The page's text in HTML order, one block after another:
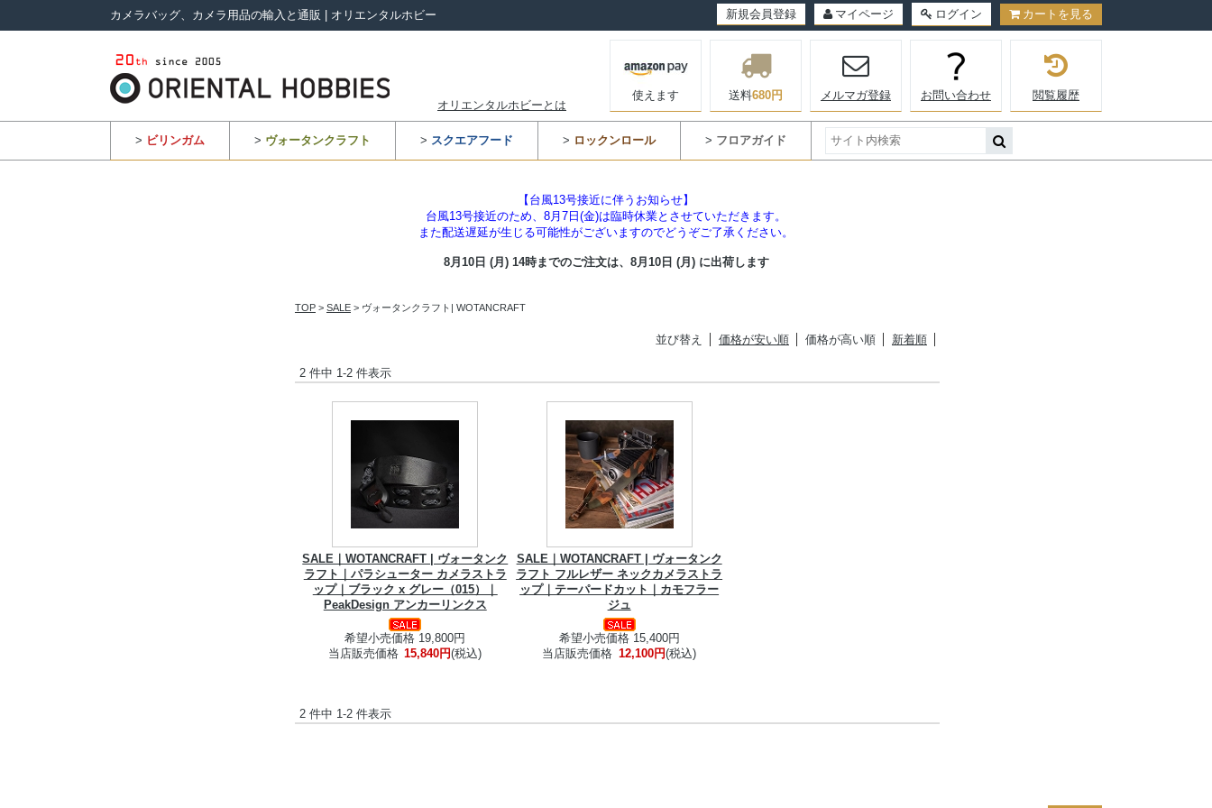
カメラバッグ、カメラ用品の輸入と通販 | オリエンタルホビー 新規会員登録 マイページ ログイン カートを見る
オリエンタルホビーとは
使えます 送料680円 メルマガ登録 お問い合わせ 閲覧履歴
> ビリンガム > ヴォータンクラフト > スクエアフード > ロックンロール > フロアガイド
【台風13号接近に伴うお知らせ】
台風13号接近のため、8月7日(金)は臨時休業とさせていただきます。
また配送遅延が生じる可能性がございますのでどうぞご了承ください。
8月10日 (月) 14時までのご注文は、 8月10日 (月) に出荷します
TOP > SALE > ヴォータンクラフト| WOTANCRAFT
並び替え 価格が安い順 価格が高い順 新着順
2 件中 1-2 件表示
SALE｜WOTANCRAFT | ヴォータンク
ラフト｜パラシューター カメラストラ
ップ｜ブラック x グレー（015）｜
PeakDesign アンカーリンクス
希望小売価格 19,800円
当店販売価格 15,840円(税込)
SALE｜WOTANCRAFT | ヴォータンク
ラフト フルレザー ネックカメラストラ
ップ｜テーパードカット｜カモフラー
ジュ
希望小売価格 15,400円
当店販売価格 12,100円(税込)
2 件中 1-2 件表示